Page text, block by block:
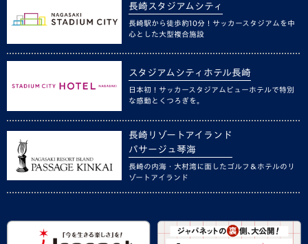
長崎スタジアムシティ
長崎駅から徒歩約10分！サッカースタジアムを中
心とした大型複合施設
スタジアムシティホテル長崎
日本初！サッカースタジアムビューホテルで特別
な感動とくつろぎを。
長崎リゾートアイランド
パサージュ琴海
長崎の内海・大村湾に面したゴルフ＆ホテルのリ
ゾートアイランド